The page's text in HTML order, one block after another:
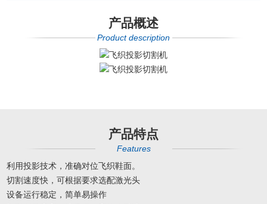
产品概述
Product description
产品特点
Features
利用投影技术，准确对位飞织鞋面。
切割速度快，可根据要求选配激光头
设备运行稳定，简单易操作